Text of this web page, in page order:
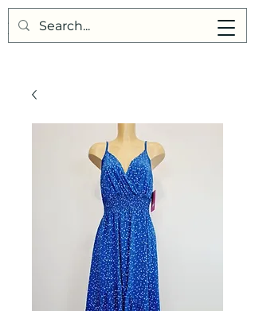
Points de Suture